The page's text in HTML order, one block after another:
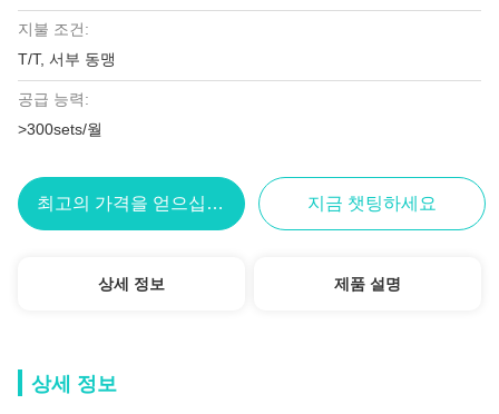
지불 조건:
T/T, 서부 동맹
공급 능력:
>300sets/월
최고의 가격을 얻으십시오 지금 챗팅하세요
상세 정보 제품 설명
상세 정보